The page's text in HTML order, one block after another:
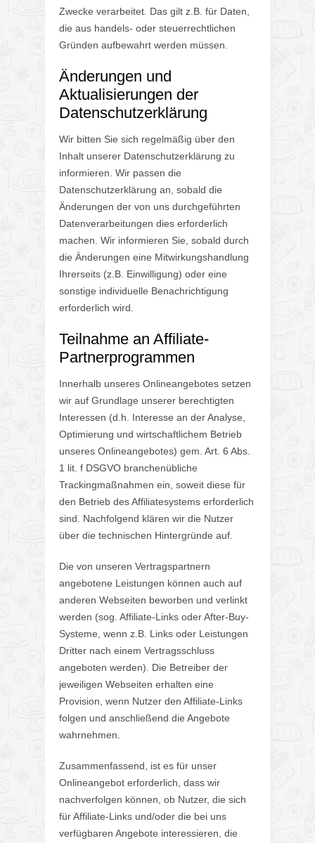
Zwecke verarbeitet. Das gilt z.B. für Daten,
die aus handels- oder steuerrechtlichen
Gründen aufbewahrt werden müssen.
Änderungen und
Aktualisierungen der
Datenschutzerklärung
Wir bitten Sie sich regelmäßig über den
Inhalt unserer Datenschutzerklärung zu
informieren. Wir passen die
Datenschutzerklärung an, sobald die
Änderungen der von uns durchgeführten
Datenverarbeitungen dies erforderlich
machen. Wir informieren Sie, sobald durch
die Änderungen eine Mitwirkungshandlung
Ihrerseits (z.B. Einwilligung) oder eine
sonstige individuelle Benachrichtigung
erforderlich wird.
Teilnahme an Affiliate-
Partnerprogrammen
Innerhalb unseres Onlineangebotes setzen
wir auf Grundlage unserer berechtigten
Interessen (d.h. Interesse an der Analyse,
Optimierung und wirtschaftlichem Betrieb
unseres Onlineangebotes) gem. Art. 6 Abs.
1 lit. f DSGVO branchenübliche
Trackingmaßnahmen ein, soweit diese für
den Betrieb des Affiliatesystems erforderlich
sind. Nachfolgend klären wir die Nutzer
über die technischen Hintergründe auf.
Die von unseren Vertragspartnern
angebotene Leistungen können auch auf
anderen Webseiten beworben und verlinkt
werden (sog. Affiliate-Links oder After-Buy-
Systeme, wenn z.B. Links oder Leistungen
Dritter nach einem Vertragsschluss
angeboten werden). Die Betreiber der
jeweiligen Webseiten erhalten eine
Provision, wenn Nutzer den Affiliate-Links
folgen und anschließend die Angebote
wahrnehmen.
Zusammenfassend, ist es für unser
Onlineangebot erforderlich, dass wir
nachverfolgen können, ob Nutzer, die sich
für Affiliate-Links und/oder die bei uns
verfügbaren Angebote interessieren, die